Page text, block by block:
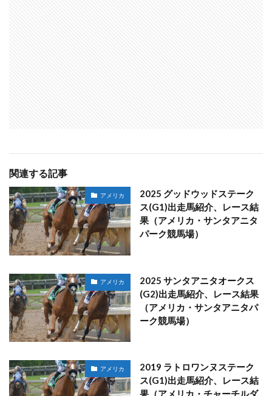
関連する記事
アメリカ
2025 グッドウッドステーク
ス(G1)出走馬紹介、レース結
果（アメリカ・サンタアニタ
パーク競馬場）
アメリカ
2025 サンタアニタオークス
(G2)出走馬紹介、レース結果
（アメリカ・サンタアニタパ
ーク競馬場）
アメリカ
2019 ラトロワンヌステーク
ス(G1)出走馬紹介、レース結
果（アメリカ・チャーチルダ